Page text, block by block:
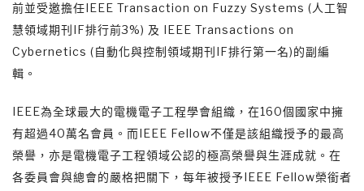
前並受邀擔任IEEE Transaction on Fuzzy Systems (人工智
慧領域期刊IF排行前3%) 及 IEEE Transactions on
Cybernetics (自動化與控制領域期刊IF排行第一名)的副編
輯。
IEEE為全球最大的電機電子工程學會組織，在160個國家中擁
有超過40萬名會員。而IEEE Fellow不僅是該組織授予的最高
榮譽，亦是電機電子工程領域公認的極高榮譽與生涯成就。在
各委員會與總會的嚴格把關下，每年被授予IEEE Fellow榮銜者